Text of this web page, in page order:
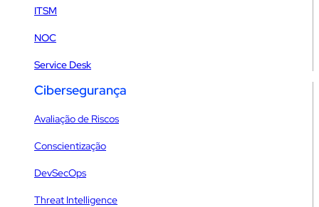
ITSM
NOC
Service Desk
Cibersegurança
Avaliação de Riscos
Conscientização
DevSecOps
Threat Intelligence